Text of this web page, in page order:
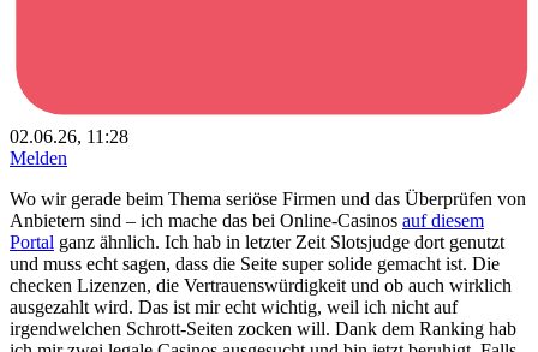
02.06.26, 11:28
Melden
Wo wir gerade beim Thema seriöse Firmen und das Überprüfen von
Anbietern sind – ich mache das bei Online-Casinos auf diesem
Portal ganz ähnlich. Ich hab in letzter Zeit Slotsjudge dort genutzt
und muss echt sagen, dass die Seite super solide gemacht ist. Die
checken Lizenzen, die Vertrauenswürdigkeit und ob auch wirklich
ausgezahlt wird. Das ist mir echt wichtig, weil ich nicht auf
irgendwelchen Schrott-Seiten zocken will. Dank dem Ranking hab